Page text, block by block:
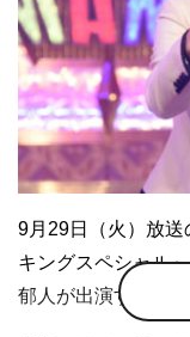
9月29日（火）放
キングスペシャル
郁人が出演する。